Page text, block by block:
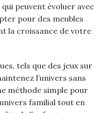
peuvent évoluer avec
pour des meubles
la croissance de votre
tels que des jeux sur
l’univers sans
méthode simple pour
familial tout en